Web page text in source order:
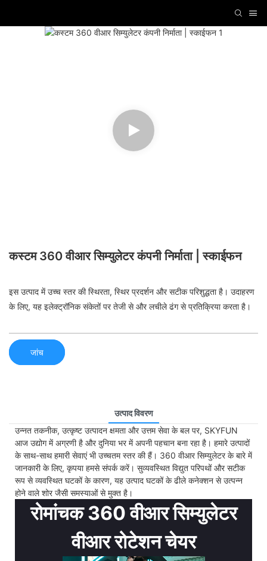
कस्टम 360 वीआर सिम्युलेटर कंपनी निर्माता | स्काईफन
इस उत्पाद में उच्च स्तर की स्थिरता, स्थिर प्रदर्शन और सटीक परिशुद्धता है। उदाहरण
के लिए, यह इलेक्ट्रॉनिक संकेतों पर तेजी से और लचीले ढंग से प्रतिक्रिया करता है।
जांच
उत्पाद विवरण
उन्नत तकनीक, उत्कृष्ट उत्पादन क्षमता और उत्तम सेवा के बल पर, SKYFUN
आज उद्योग में अग्रणी है और दुनिया भर में अपनी पहचान बना रहा है। हमारे उत्पादों
के साथ-साथ हमारी सेवाएं भी उच्चतम स्तर की हैं। 360 वीआर सिम्युलेटर के बारे में
जानकारी के लिए, कृपया हमसे संपर्क करें। सुव्यवस्थित विद्युत परिपथों और सटीक
रूप से व्यवस्थित घटकों के कारण, यह उत्पाद घटकों के ढीले कनेक्शन से उत्पन्न
होने वाले शोर जैसी समस्याओं से मुक्त है।
रोमांचक 360 वीआर सिम्युलेटर
वीआर रोटेशन चेयर